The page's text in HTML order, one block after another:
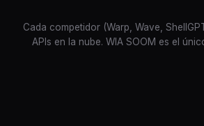
Cada competidor (Warp, Wave,
APIs en la nube. WIA SOOM es el